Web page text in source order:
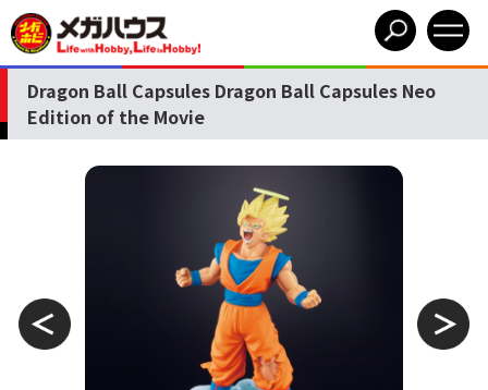
Dragon Ball Capsules Dragon Ball Capsules Neo
Edition of the Movie